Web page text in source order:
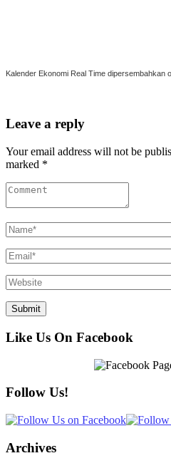
Kalender Ekonomi Real Time dipersembahkan
Leave a reply
Your email address will not be
marked *
Like Us On Facebook
Follow Us!
Archives